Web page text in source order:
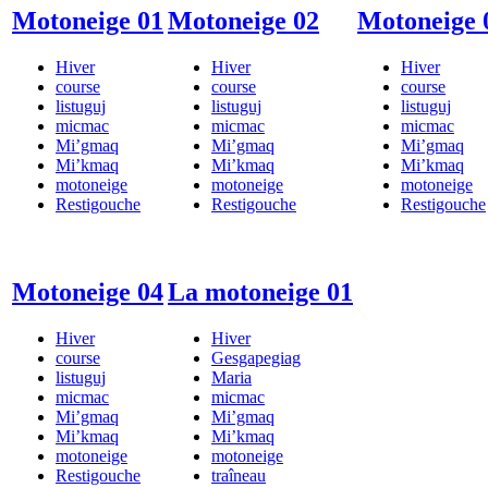
Motoneige 01
Hiver
course
listuguj
micmac
Mi’gmaq
Mi’kmaq
motoneige
Restigouche
Motoneige 02
Hiver
course
listuguj
micmac
Mi’gmaq
Mi’kmaq
motoneige
Restigouche
Motoneige
Hiver
course
listuguj
micmac
Mi’gmaq
Mi’kmaq
motoneige
Restigouche
Motoneige 04
Hiver
course
listuguj
micmac
Mi’gmaq
Mi’kmaq
motoneige
Restigouche
La motoneige 01
Hiver
Gesgapegiag
Maria
micmac
Mi’gmaq
Mi’kmaq
motoneige
traîneau